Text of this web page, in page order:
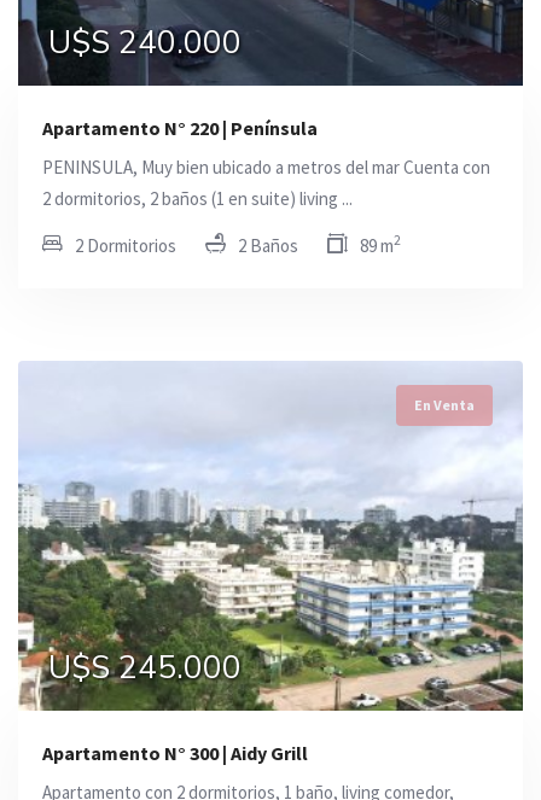
U$S 240.000
Apartamento N° 220 | Península
PENINSULA, Muy bien ubicado a metros del mar Cuenta con
2 dormitorios, 2 baños (1 en suite) living ...
2 Dormitorios 2 Baños 89 m2
En Venta
U$S 245.000
Apartamento N° 300 | Aidy Grill
Apartamento con 2 dormitorios, 1 baño, living comedor,